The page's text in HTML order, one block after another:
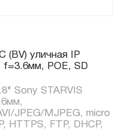
(BV) уличная IP
f=3.6мм, POE, SD
Sony STARVIS
JPEG/MJPEG, micro
HTTPS, FTP, DHCP,